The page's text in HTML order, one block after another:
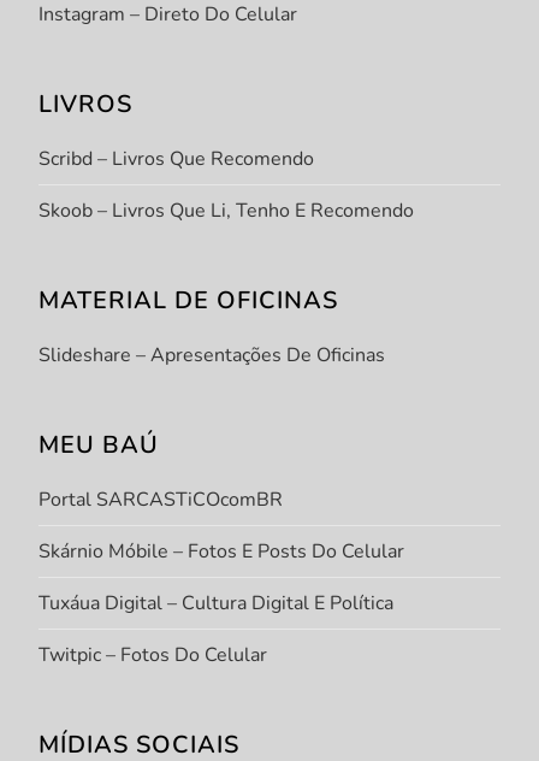
Instagram – Direto Do Celular
LIVROS
Scribd – Livros Que Recomendo
Skoob – Livros Que Li, Tenho E Recomendo
MATERIAL DE OFICINAS
Slideshare – Apresentações De Oficinas
MEU BAÚ
Portal SARCASTiCOcomBR
Skárnio Móbile – Fotos E Posts Do Celular
Tuxáua Digital – Cultura Digital E Política
Twitpic – Fotos Do Celular
MÍDIAS SOCIAIS